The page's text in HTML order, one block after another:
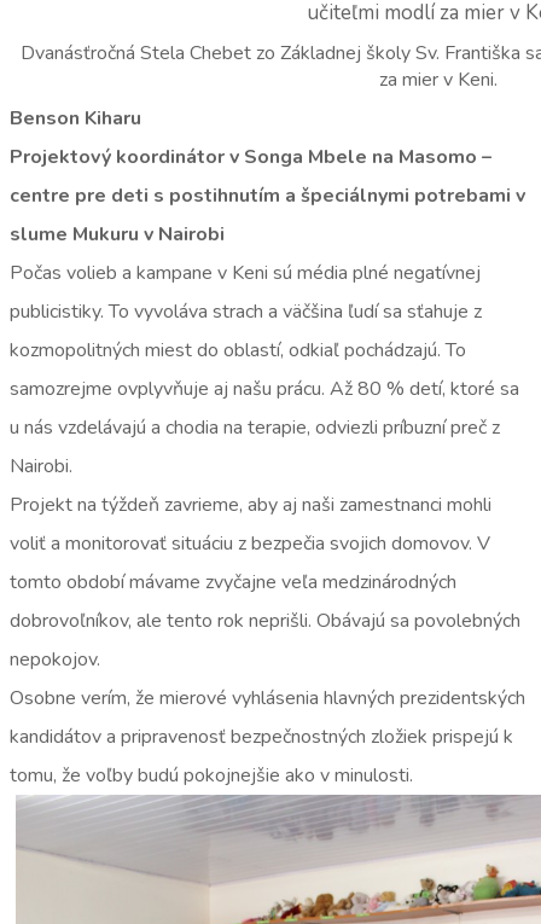
Dvanásťročná Stela Chebet zo Základnej školy Sv. Františka
za mier v Keni.
Benson Kiharu
Projektový koordinátor v Songa Mbele na Masomo –
centre pre deti s postihnutím a špeciálnymi potrebami v
slume Mukuru v Nairobi
Počas volieb a kampane v Keni sú média plné negatívnej
publicistiky. To vyvoláva strach a väčšina ľudí sa sťahuje z
kozmopolitných miest do oblastí, odkiaľ pochádzajú. To
samozrejme ovplyvňuje aj našu prácu. Až 80 % detí, ktoré sa
u nás vzdelávajú a chodia na terapie, odviezli príbuzní preč z
Nairobi.
Projekt na týždeň zavrieme, aby aj naši zamestnanci mohli
voliť a monitorovať situáciu z bezpečia svojich domovov. V
tomto období mávame zvyčajne veľa medzinárodných
dobrovoľníkov, ale tento rok neprišli. Obávajú sa povolebných
nepokojov.
Osobne verím, že mierové vyhlásenia hlavných prezidentských
kandidátov a pripravenosť bezpečnostných zložiek prispejú k
tomu, že voľby budú pokojnejšie ako v minulosti.